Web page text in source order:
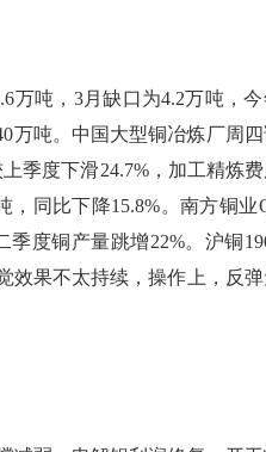
吨，3月缺口为4.2万吨，今
万吨。中国大型铜冶炼厂周
季度下滑24.7%，加工精炼
同比下降15.8%。南方铜业
季度铜产量跳增22%。沪铜
效果不太持续，操作上，反